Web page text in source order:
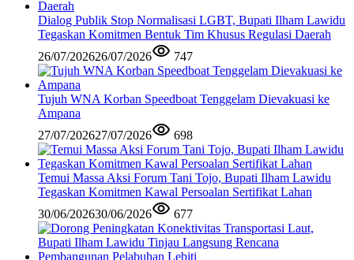
Dialog Publik Stop Normalisasi LGBT, Bupati Ilham Lawidu
Tegaskan Komitmen Bentuk Tim Khusus Regulasi Daerah
26/07/202626/07/2026 747
Tujuh WNA Korban Speedboat Tenggelam Dievakuasi ke
Ampana
27/07/202627/07/2026 698
Temui Massa Aksi Forum Tani Tojo, Bupati Ilham Lawidu
Tegaskan Komitmen Kawal Persoalan Sertifikat Lahan
30/06/202630/06/2026 677